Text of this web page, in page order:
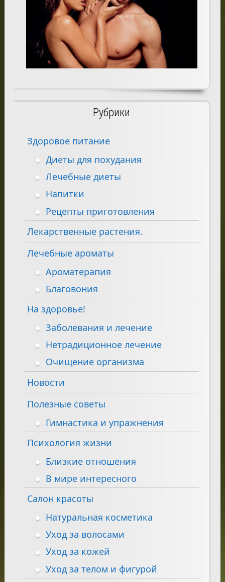
Рубрики
Здоровое питание
Диеты для похудания
Лечебные диеты
Напитки
Рецепты приготовления
Лекарственные растения.
Лечебные ароматы
Ароматерапия
Благовония
На здоровье!
Заболевания и лечение
Нетрадиционное лечение
Очищение организма
Новости
Полезные советы
Гимнастика и упражнения
Психология жизни
Близкие отношения
В мире интересного
Салон красоты
Натуральная косметика
Уход за волосами
Уход за кожей
Уход за телом и фигурой